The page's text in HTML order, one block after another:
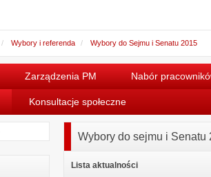
Wybory i referenda Wybory do Sejmu i Senatu 2015
Zarządzenia PM Nabór
Konsultacje społeczne
Wybory do sejmu i Senatu
Lista aktualności